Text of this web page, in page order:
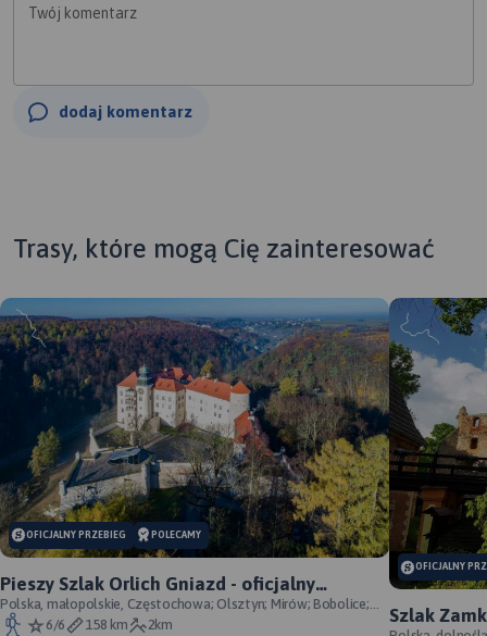
Twój komentarz
dodaj komentarz
Trasy, które mogą Cię zainteresować
OFICJALNY PRZEBIEG POLECAMY
Pieszy Szlak Orlich Gniazd - oficjalny
przebieg szlaku
Polska, małopolskie, Częstochowa; Olsztyn; Mirów; Bobolice;
Morsko; Ogrodzieniec; Pilica; Smoleń; By
6/6 158 km 2km
OFICJALNY
Szlak